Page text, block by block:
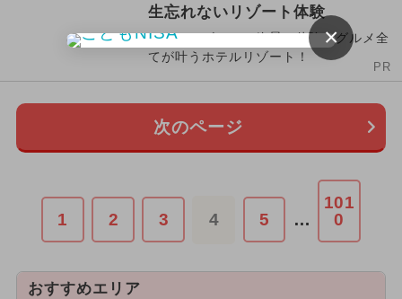
生忘れないリゾート体験
アクティビティ・絶景・体験・グルメ全
てが叶うホテルリゾート！
PR
次のページ
1 2 3 4 5 …
101
0
おすすめエリア
×